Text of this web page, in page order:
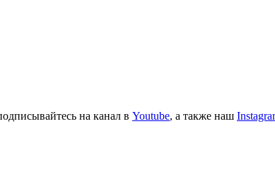
на канал в Youtube, а также наш